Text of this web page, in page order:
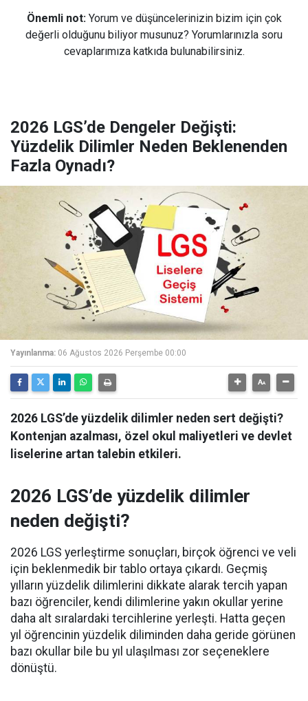
Önemli not: Yorum ve düşüncelerinizin bizim için çok
değerli olduğunu biliyor musunuz? Yorumlarınızla soru
cevaplarımıza katkıda bulunabilirsiniz.
2026 LGS’de Dengeler Değişti:
Yüzdelik Dilimler Neden Beklenenden
Fazla Oynadı?
Yayınlanma: 06 Ağustos 2026 Perşembe 00:00
2026 LGS’de yüzdelik dilimler neden sert değişti?
Kontenjan azalması, özel okul maliyetleri ve devlet
liselerine artan talebin etkileri.
2026 LGS’de yüzdelik dilimler
neden değişti?
2026 LGS yerleştirme sonuçları, birçok öğrenci ve veli
için beklenmedik bir tablo ortaya çıkardı. Geçmiş
yılların yüzdelik dilimlerini dikkate alarak tercih yapan
bazı öğrenciler, kendi dilimlerine yakın okullar yerine
daha alt sıralardaki tercihlerine yerleşti. Hatta geçen
yıl öğrencinin yüzdelik diliminden daha geride görünen
bazı okullar bile bu yıl ulaşılması zor seçeneklere
dönüştü.